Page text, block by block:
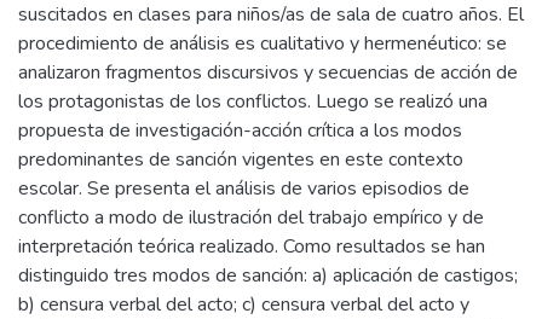
suscitados en clases para niños/as de sala de cuatro años. El
procedimiento de análisis es cualitativo y hermenéutico: se
analizaron fragmentos discursivos y secuencias de acción de
los protagonistas de los conflictos. Luego se realizó una
propuesta de investigación-acción crítica a los modos
predominantes de sanción vigentes en este contexto
escolar. Se presenta el análisis de varios episodios de
conflicto a modo de ilustración del trabajo empírico y de
interpretación teórica realizado. Como resultados se han
distinguido tres modos de sanción: a) aplicación de castigos;
b) censura verbal del acto; c) censura verbal del acto y